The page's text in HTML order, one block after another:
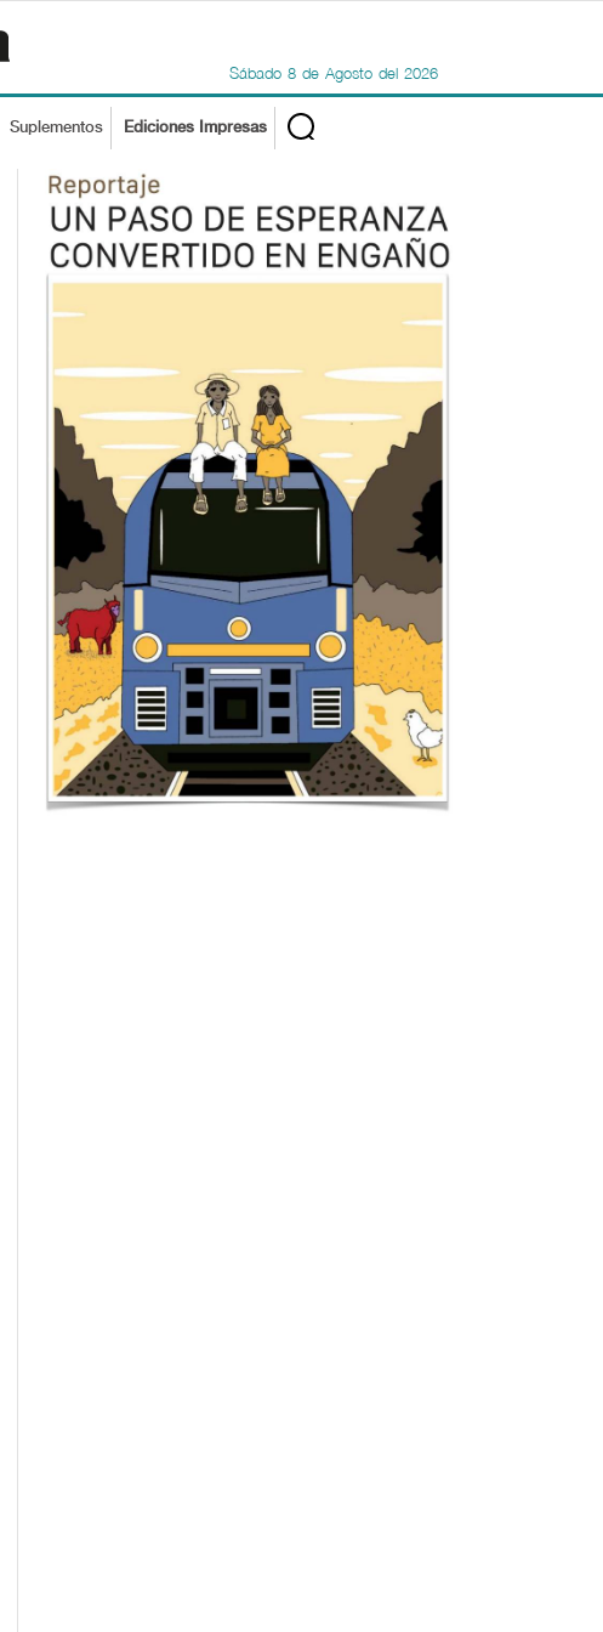
Sábado 8 de Agosto del 2026
Suplementos Ediciones Impresas